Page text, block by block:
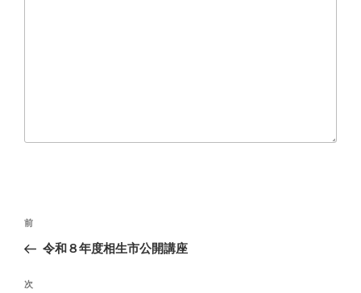
投
ナ
ビ
前
の
稿
前
令和８年度相生市公開講座
次
次